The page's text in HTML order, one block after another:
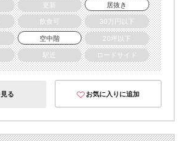
更新
居抜き
飲食可
30万円以下
空中階
20坪以下
駅近 ロードサイド
る お気に入りに追加